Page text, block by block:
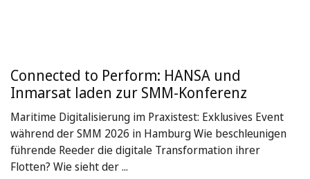
Connected to Perform: HANSA und
Inmarsat laden zur SMM-Konferenz
Maritime Digitalisierung im Praxistest: Exklusives Event
während der SMM 2026 in Hamburg Wie beschleunigen
führende Reeder die digitale Transformation ihrer
Flotten? Wie sieht der ...